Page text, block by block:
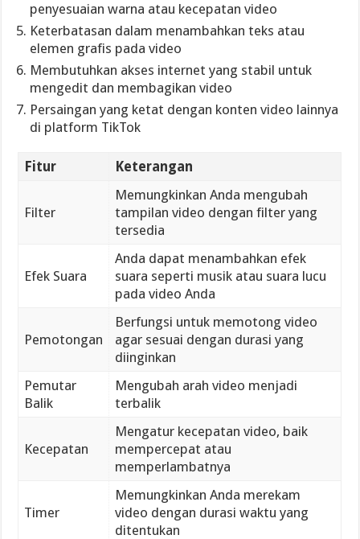
penyesuaian warna atau kecepatan video
Keterbatasan dalam menambahkan teks atau
elemen grafis pada video
Membutuhkan akses internet yang stabil untuk
mengedit dan membagikan video
Persaingan yang ketat dengan konten video lainnya
di platform TikTok
Fitur Keterangan
Filter
Memungkinkan Anda mengubah
tampilan video dengan filter yang
tersedia
Efek Suara
Anda dapat menambahkan efek
suara seperti musik atau suara lucu
pada video Anda
Pemotongan
Berfungsi untuk memotong video
agar sesuai dengan durasi yang
diinginkan
Pemutar
Balik
Mengubah arah video menjadi
terbalik
Kecepatan
Mengatur kecepatan video, baik
mempercepat atau
memperlambatnya
Timer
Memungkinkan Anda merekam
video dengan durasi waktu yang
ditentukan